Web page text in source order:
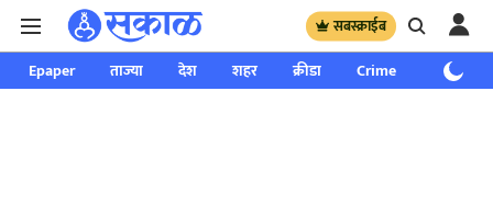
सबस्क्राईब
Epaper ताज्या देश शहर क्रीडा Crime साप्ताहिक